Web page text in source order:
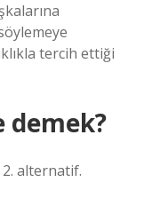
tercih ettiği
demek?
2. alternatif.